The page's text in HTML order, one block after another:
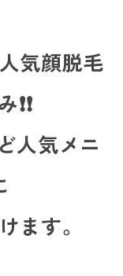
気顔脱毛
人気メニ
ます。